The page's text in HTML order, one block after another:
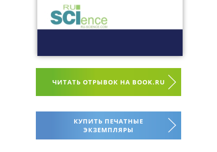
ЧИТАТЬ ОТРЫВОК НА BOOK.RU
КУПИТЬ ПЕЧАТНЫЕ
ЭКЗЕМПЛЯРЫ